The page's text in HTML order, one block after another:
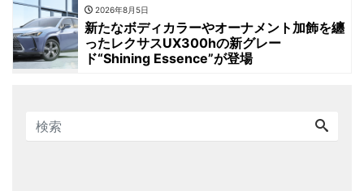
2026年8月5日
新たなボディカラーやオーナメント加飾を纏
ったレクサスUX300hの新グレー
ド“Shining Essence”が登場